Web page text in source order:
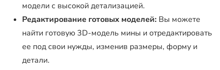
модели с высокой детализацией.
Редактирование готовых моделей: Вы можете
найти готовую 3D-модель мины и отредактировать
ее под свои нужды, изменив размеры, форму и
детали.